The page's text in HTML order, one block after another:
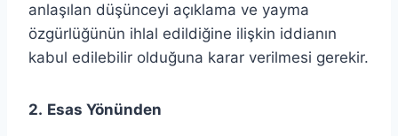
anlaşılan düşünceyi açıklama ve yayma
özgürlüğünün ihlal edildiğine ilişkin iddianın
kabul edilebilir olduğuna karar verilmesi gerekir.
2. Esas Yönünden